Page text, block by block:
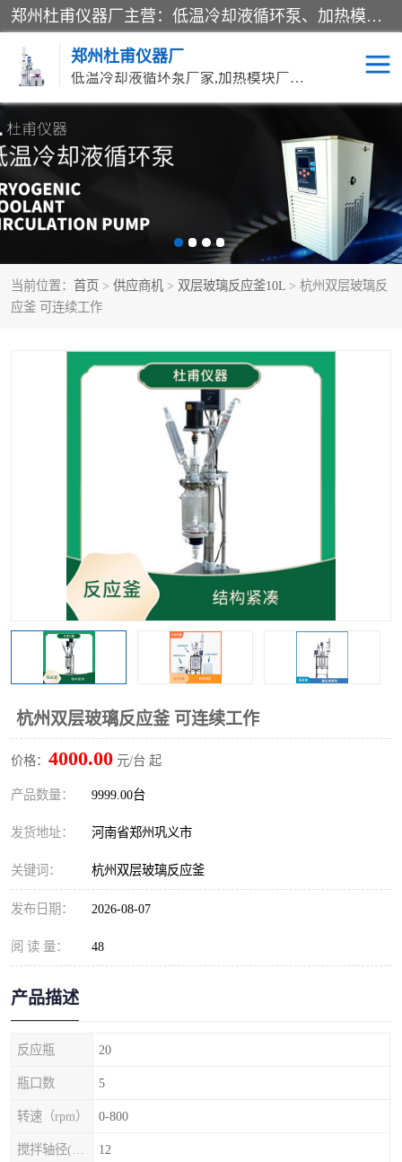
郑州杜甫仪器厂主营：低温冷却液循环泵、加热模块、水热合成反应釜、水油浴锅、旋转蒸发器、循环水真空泵等产品。郑州杜甫仪器厂在众多的教学仪器行业中依靠科技力量扬长避短、迅速发展，成为国家教委*生产教学仪器的厂家，产品具有国内良好水平，主导产品通过ISO9002质量认证。
郑州杜甫仪器厂
低温冷却液循环泵厂家,加热模块厂家,水热合成反应釜厂家,水油浴锅厂家,旋转蒸发器厂家
当前位置： 首页 > 供应商机 > 双层玻璃反应釜10L > 杭州双层玻璃反
应釜 可连续工作
杭州双层玻璃反应釜 可连续工作
价格： 4000.00 元/台 起
产品数量： 9999.00台
发货地址： 河南省郑州巩义市
关键词： 杭州双层玻璃反应釜
发布日期： 2026-08-07
阅 读 量： 48
产品描述
反应瓶 20
瓶口数 5
转速（rpm） 0-800
12
循环水真空泵厂家 水热合成反应釜厂家
低温冷却液循环泵厂家 加热模块厂家
气流烘干器
旋转蒸发器厂家 双层玻璃反应釜10L
高温循环油浴锅母 五抽头循环水真空泵
多功能油浴锅
电动搅拌器
加热模块